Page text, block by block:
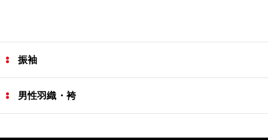
振袖
男性羽織・袴